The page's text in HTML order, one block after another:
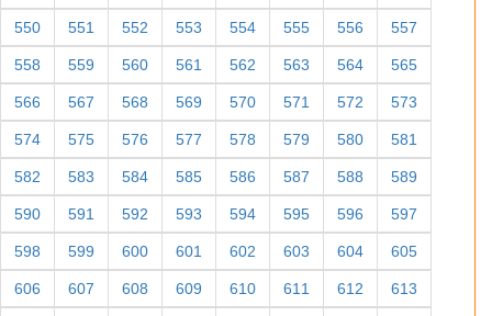
550 551 552 553 554 555 556 557
558 559 560 561 562 563 564 565
566 567 568 569 570 571 572 573
574 575 576 577 578 579 580 581
582 583 584 585 586 587 588 589
590 591 592 593 594 595 596 597
598 599 600 601 602 603 604 605
606 607 608 609 610 611 612 613